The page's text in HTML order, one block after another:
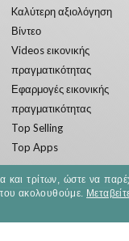
Kαλύτερη αξιολόγηση
Βίντεο
Videos εικονικής
πραγματικότητας
Εφαρμογές εικονικής
πραγματικότητας
Top Selling
Top Apps
και τρίτων, ώστε να
ακολουθούμε.